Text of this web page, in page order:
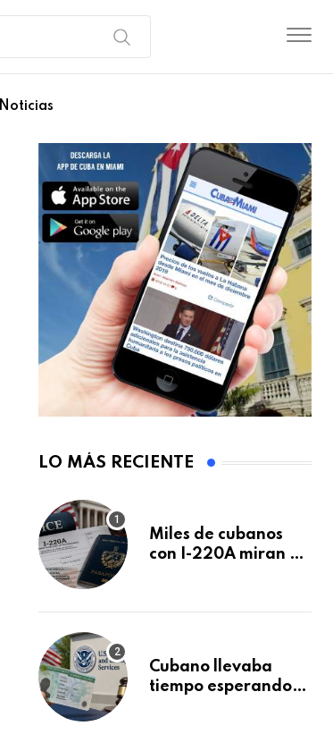
Noticias
LO MÁS RECIENTE
Miles de cubanos
con I-220A miran al
decidirse en una
Cubano llevaba
tiempo esperando